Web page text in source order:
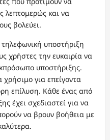
λεπτομερώς και να
βολεύει.
υποστήριξη
χρήστες την ευκαιρία να
υποστήριξης.
χρήσιμο για επείγοντα
επίλυση. Κάθε ένας από
έχει σχεδιαστεί για να
να βρουν βοήθεια με